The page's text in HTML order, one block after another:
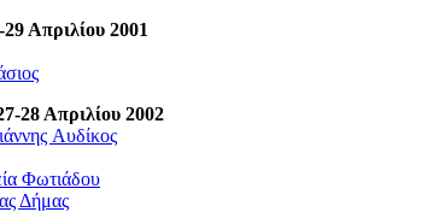
Απριλίου 2001
28 Απριλίου 2002
Αυδίκος
Φωτιάδου
Δήμας